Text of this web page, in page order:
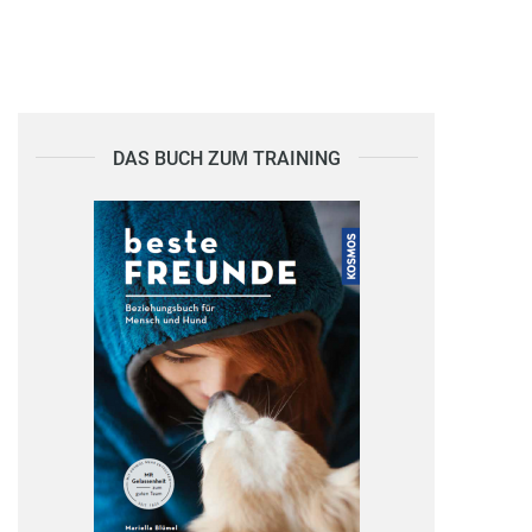
DAS BUCH ZUM TRAINING